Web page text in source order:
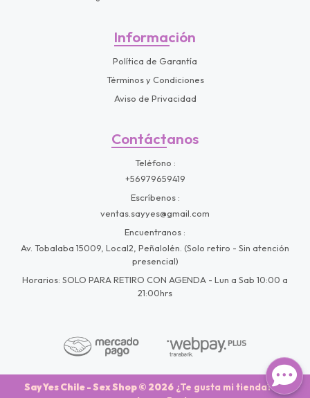
Información
Política de Garantía
Términos y Condiciones
Aviso de Privacidad
Contáctanos
Teléfono
+56979659419
Escríbenos
ventas.sayyes@gmail.com
Encuentranos
Av. Tobalaba 15009, Local2, Peñalolén. (Solo retiro - Sin atención
presencial)
Horarios: SOLO PARA RETIRO CON AGENDA - Lun a Sab 10:00 a
21:00hrs
Say Yes Chile - Sex Shop © 2026 ¿Te gusta mi tienda? Yo